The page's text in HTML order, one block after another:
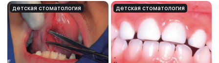
детская cтоматология детская cтоматология